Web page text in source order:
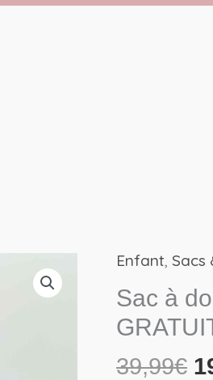
Enfant, Sacs
Sac à
39,99€